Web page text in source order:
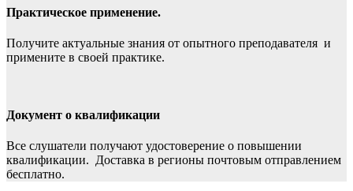
Практическое применение.
Получите актуальные знания от опытного преподавателя и
примените в своей практике.
Документ о квалификации
Все слушатели получают удостоверение о повышении
квалификации. Доставка в регионы почтовым отправлением
бесплатно.